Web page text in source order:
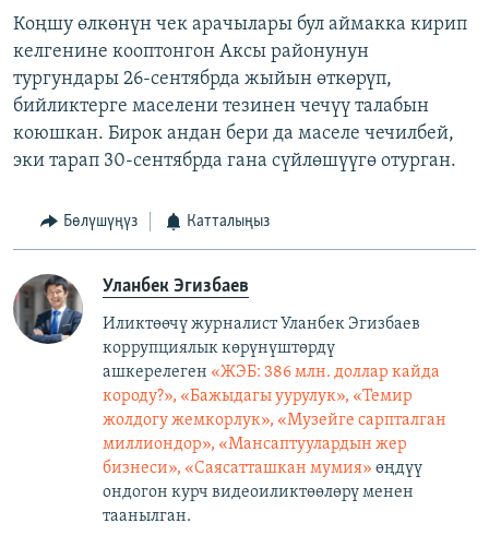
Коңшу өлкөнүн чек арачылары бул аймакка кирип
келгенине кооптонгон Аксы районунун
тургундары 26-сентябрда жыйын өткөрүп,
бийликтерге маселени тезинен чечүү талабын
коюшкан. Бирок андан бери да маселе чечилбей,
эки тарап 30-сентябрда гана сүйлөшүүгө отурган.
Бөлүшүңүз Катталыңыз
Уланбек Эгизбаев
Иликтөөчү журналист Уланбек Эгизбаев
коррупциялык көрүнүштөрдү
ашкерелеген «ЖЭБ: 386 млн. доллар кайда
короду?», «Бажыдагы уурулук», «Темир
жолдогу жемкорлук», «Музейге сарпталган
миллиондор», «Мансаптуулардын жер
бизнеси», «Саясатташкан мумия» өңдүү
ондогон курч видеоиликтөөлөрү менен
таанылган.